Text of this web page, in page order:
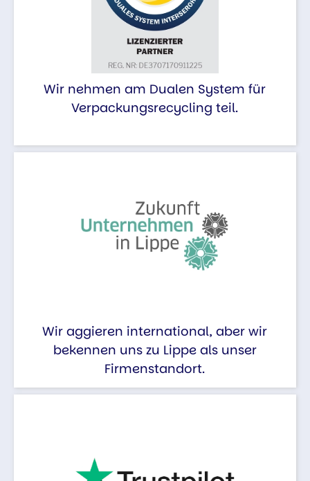
Wir nehmen am Dualen System für
Verpackungsrecycling teil.
Wir aggieren international, aber wir
bekennen uns zu Lippe als unser
Firmenstandort.